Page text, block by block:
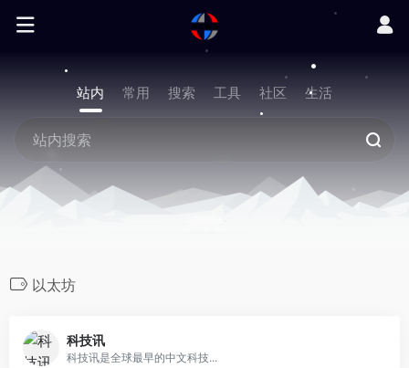
站内 常用 搜索 工具 社区 生活
以太坊
科技讯
科技讯是全球最早的中文科技...